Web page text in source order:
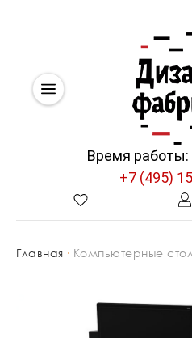
Время работы:
+7 (495)
Главная Компьютерные